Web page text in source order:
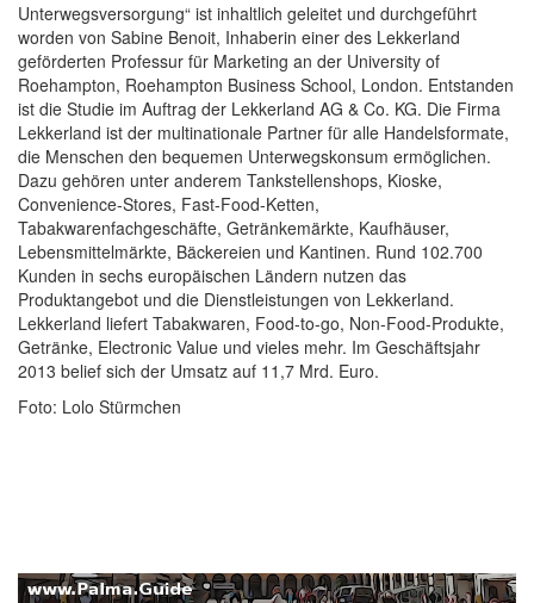
Unterwegsversorgung“ ist inhaltlich geleitet und durchgeführt
worden von Sabine Benoit, Inhaberin einer des Lekkerland
geförderten Professur für Marketing an der University of
Roehampton, Roehampton Business School, London. Entstanden
ist die Studie im Auftrag der Lekkerland AG & Co. KG. Die Firma
Lekkerland ist der multinationale Partner für alle Handelsformate,
die Menschen den bequemen Unterwegskonsum ermöglichen.
Dazu gehören unter anderem Tankstellenshops, Kioske,
Convenience-Stores, Fast-Food-Ketten,
Tabakwarenfachgeschäfte, Getränkemärkte, Kaufhäuser,
Lebensmittelmärkte, Bäckereien und Kantinen. Rund 102.700
Kunden in sechs europäischen Ländern nutzen das
Produktangebot und die Dienstleistungen von Lekkerland.
Lekkerland liefert Tabakwaren, Food-to-go, Non-Food-Produkte,
Getränke, Electronic Value und vieles mehr. Im Geschäftsjahr
2013 belief sich der Umsatz auf 11,7 Mrd. Euro.
Foto: Lolo Stürmchen